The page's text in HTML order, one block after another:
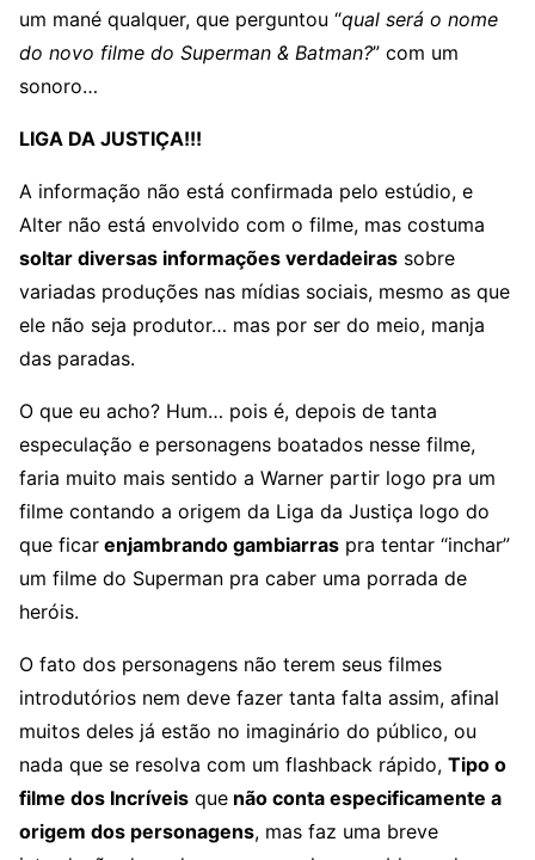
um mané qualquer, que perguntou “qual será o nome
do novo filme do Superman & Batman?” com um
sonoro…
LIGA DA JUSTIÇA!!!
A informação não está confirmada pelo estúdio, e
Alter não está envolvido com o filme, mas costuma
soltar diversas informações verdadeiras sobre
variadas produções nas mídias sociais, mesmo as que
ele não seja produtor… mas por ser do meio, manja
das paradas.
O que eu acho? Hum… pois é, depois de tanta
especulação e personagens boatados nesse filme,
faria muito mais sentido a Warner partir logo pra um
filme contando a origem da Liga da Justiça logo do
que ficar enjambrando gambiarras pra tentar “inchar”
um filme do Superman pra caber uma porrada de
heróis.
O fato dos personagens não terem seus filmes
introdutórios nem deve fazer tanta falta assim, afinal
muitos deles já estão no imaginário do público, ou
nada que se resolva com um flashback rápido, Tipo o
filme dos Incríveis que não conta especificamente a
origem dos personagens, mas faz uma breve